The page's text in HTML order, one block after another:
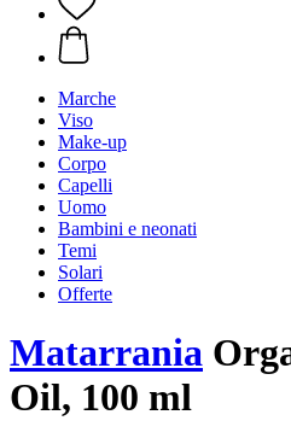
Marche
Viso
Make-up
Corpo
Capelli
Uomo
Bambini e neonati
Temi
Solari
Offerte
Matarrania
Oil, 100 ml